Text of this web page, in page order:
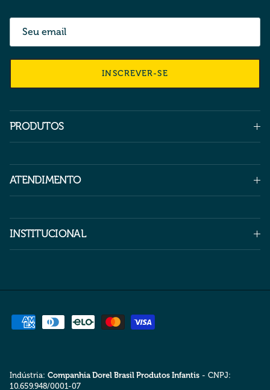
INSCREVER-SE
PRODUTOS
ATENDIMENTO
INSTITUCIONAL
Indústria: Companhia Dorel Brasil Produtos Infantis - CNPJ:
10.659.948/0001-07